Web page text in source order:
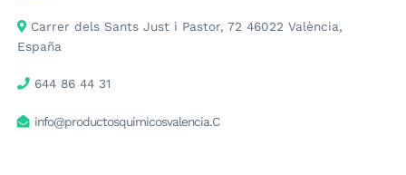
Carrer dels Sants Just i Pastor, 72 46022 València,
España
644 86 44 31
info@productosquimicosvalencia.C